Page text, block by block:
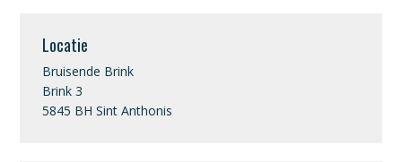
Locatie
Bruisende Brink
Brink 3
5845 BH Sint Anthonis